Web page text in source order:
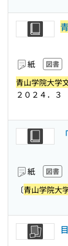
紙 図書
青山学院大学
２０２４．３
紙 図書
〔青山学院大